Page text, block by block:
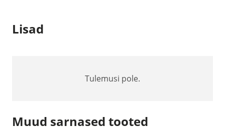
Lisad
Tulemusi pole.
Muud sarnased tooted